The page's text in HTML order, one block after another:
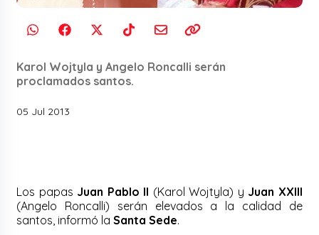
Karol Wojtyla y Angelo Roncalli serán
proclamados santos.
05 Jul 2013
Los papas Juan Pablo II (Karol Wojtyla) y Juan XXIII
(Angelo Roncalli) serán elevados a la calidad de
santos, informó laSanta Sede.